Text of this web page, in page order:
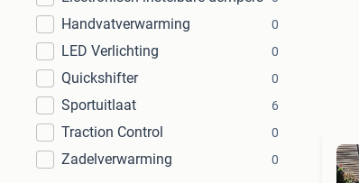
Handvatverwarming 0
LED Verlichting 0
Quickshifter 0
Sportuitlaat 6
Traction Control 0
Zadelverwarming 0